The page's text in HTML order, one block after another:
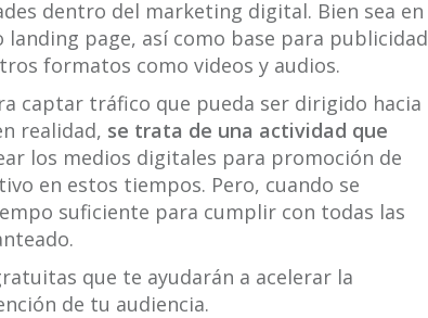
dentro del marketing digital. Bien sea en
page, así como base para publicidad
formatos como videos y audios.
captar tráfico que pueda ser dirigido hacia
realidad, se trata de una actividad que
los medios digitales para promoción de
en estos tiempos. Pero, cuando se
suficiente para cumplir con todas las
que te ayudarán a acelerar la
de tu audiencia.